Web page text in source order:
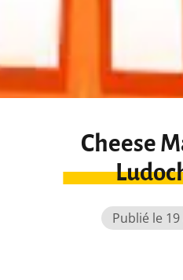
Cheese
Publié le